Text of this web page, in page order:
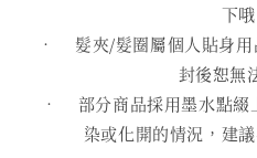
下哦
• 髮夾/髮圈屬個人貼身用
封後恕無
• 部分商品採用墨水點綴
染或化開的情況，建